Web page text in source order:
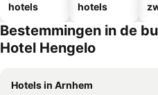
hotels
hotels
Bestemmingen in de
Hotel Hengelo
Hotels in Arnhem